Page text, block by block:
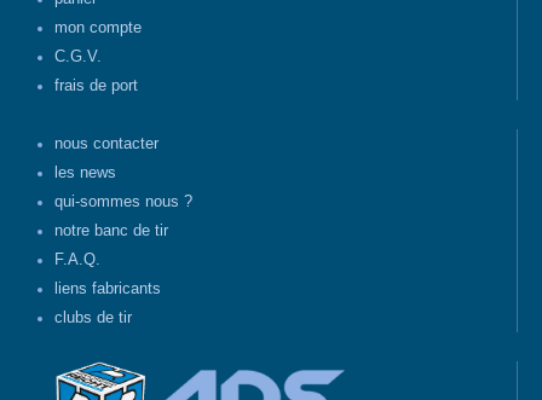
mon compte
C.G.V.
frais de port
nous contacter
les news
qui-sommes nous ?
notre banc de tir
F.A.Q.
liens fabricants
clubs de tir